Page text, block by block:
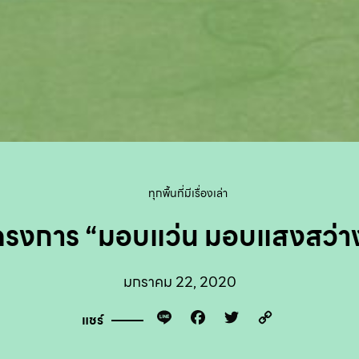
ทุกพื้นที่มีเรื่องเล่า
รงการ “มอบแว่น มอบแสงสว่า
มกราคม 22, 2020
แชร์ Line Facebook
Twitter